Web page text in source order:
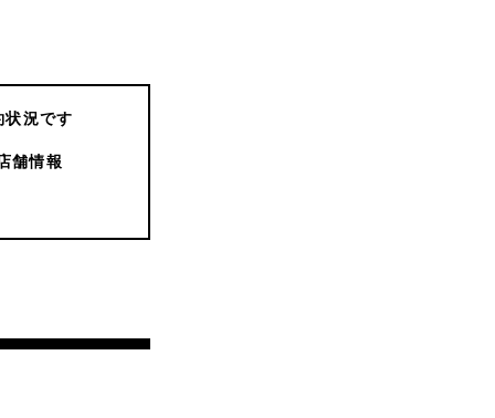
状況です
舗情報